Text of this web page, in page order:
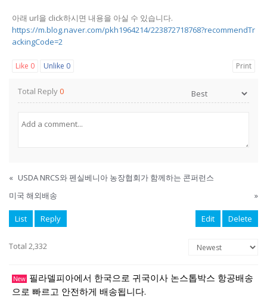
아래 url을 click하시면 내용을 아실 수 있습니다.
https://m.blog.naver.com/pkh1964214/223872718768?recommendTr
ackingCode=2
Like 0 Unlike 0 Print
Total Reply0
« USDA NRCS와 펜실베니아 농장협회가 함께하는 콘퍼런스
미국 해외배송
»
List Reply Edit Delete
Total 2,332
New 필라델피아에서 한국으로 귀국이사 논스톱박스 항공배송
으로 빠르고 안전하게 배송됩니다.